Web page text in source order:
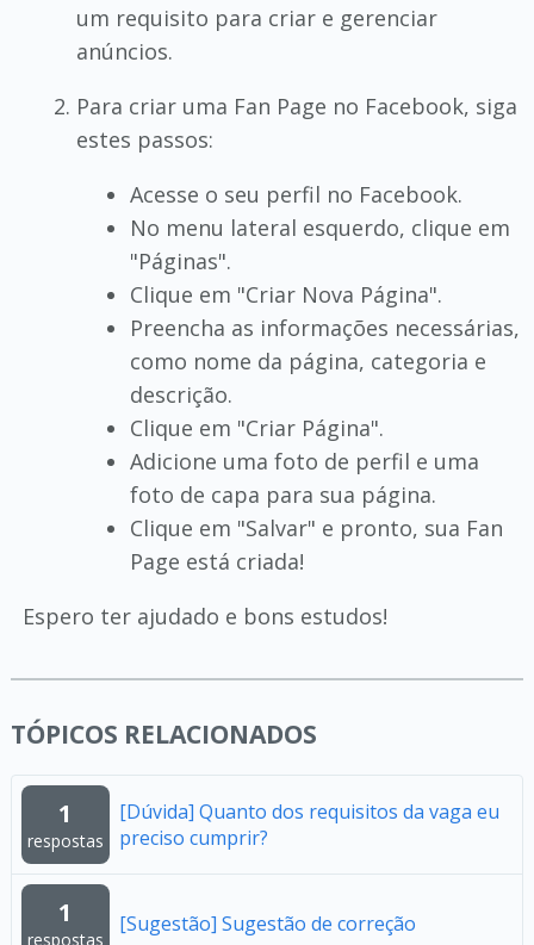
um requisito para criar e gerenciar
anúncios.
Para criar uma Fan Page no Facebook, siga
estes passos:
Acesse o seu perfil no Facebook.
No menu lateral esquerdo, clique em
"Páginas".
Clique em "Criar Nova Página".
Preencha as informações necessárias,
como nome da página, categoria e
descrição.
Clique em "Criar Página".
Adicione uma foto de perfil e uma
foto de capa para sua página.
Clique em "Salvar" e pronto, sua Fan
Page está criada!
Espero ter ajudado e bons estudos!
TÓPICOS RELACIONADOS
1
respostas
[Dúvida] Quanto dos requisitos da vaga eu
preciso cumprir?
1
respostas
[Sugestão] Sugestão de correção